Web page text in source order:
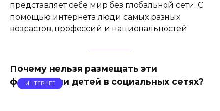
представляет себе мир без глобальной сети. С
помощью интернета люди самых разных
возрастов, профессий и национальностей
Почему нельзя размещать эти
фотографии детей в социальных сетях?
ИНТЕРНЕТ